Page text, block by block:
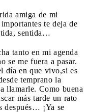
amiga de mi
te deja de
sentida…
tanto en mi agenda
se me fuera a pasar.
día en que vivo,si es
temprano la
llamarle. Como buena
más tarde un rato
después… ¡Ya se